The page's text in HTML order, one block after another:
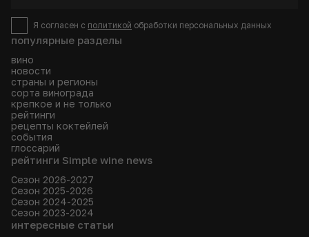
популярные разделы
вино
новости
страны и регионы
сорта винограда
крепкое и не только
рейтинги
рецепты коктейлей
события
глоссарий
рейтинги Simple wine news
Сезон 2026-2027
Сезон 2025-2026
Сезон 2024-2025
Сезон 2023-2024
интересные статьи
Я согласен с политикой обработки персональных данных